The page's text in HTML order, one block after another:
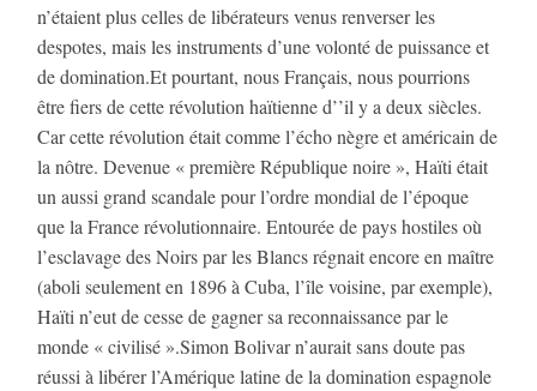
n’étaient plus celles de libérateurs venus renverser les
despotes, mais les instruments d’une volonté de puissance et
de domination.Et pourtant, nous Français, nous pourrions
être fiers de cette révolution haïtienne d’’il y a deux siècles.
Car cette révolution était comme l’écho nègre et américain de
la nôtre. Devenue « première République noire », Haïti était
un aussi grand scandale pour l’ordre mondial de l’époque
que la France révolutionnaire. Entourée de pays hostiles où
l’esclavage des Noirs par les Blancs régnait encore en maître
(aboli seulement en 1896 à Cuba, l’île voisine, par exemple),
Haïti n’eut de cesse de gagner sa reconnaissance par le
monde « civilisé ».Simon Bolivar n’aurait sans doute pas
réussi à libérer l’Amérique latine de la domination espagnole